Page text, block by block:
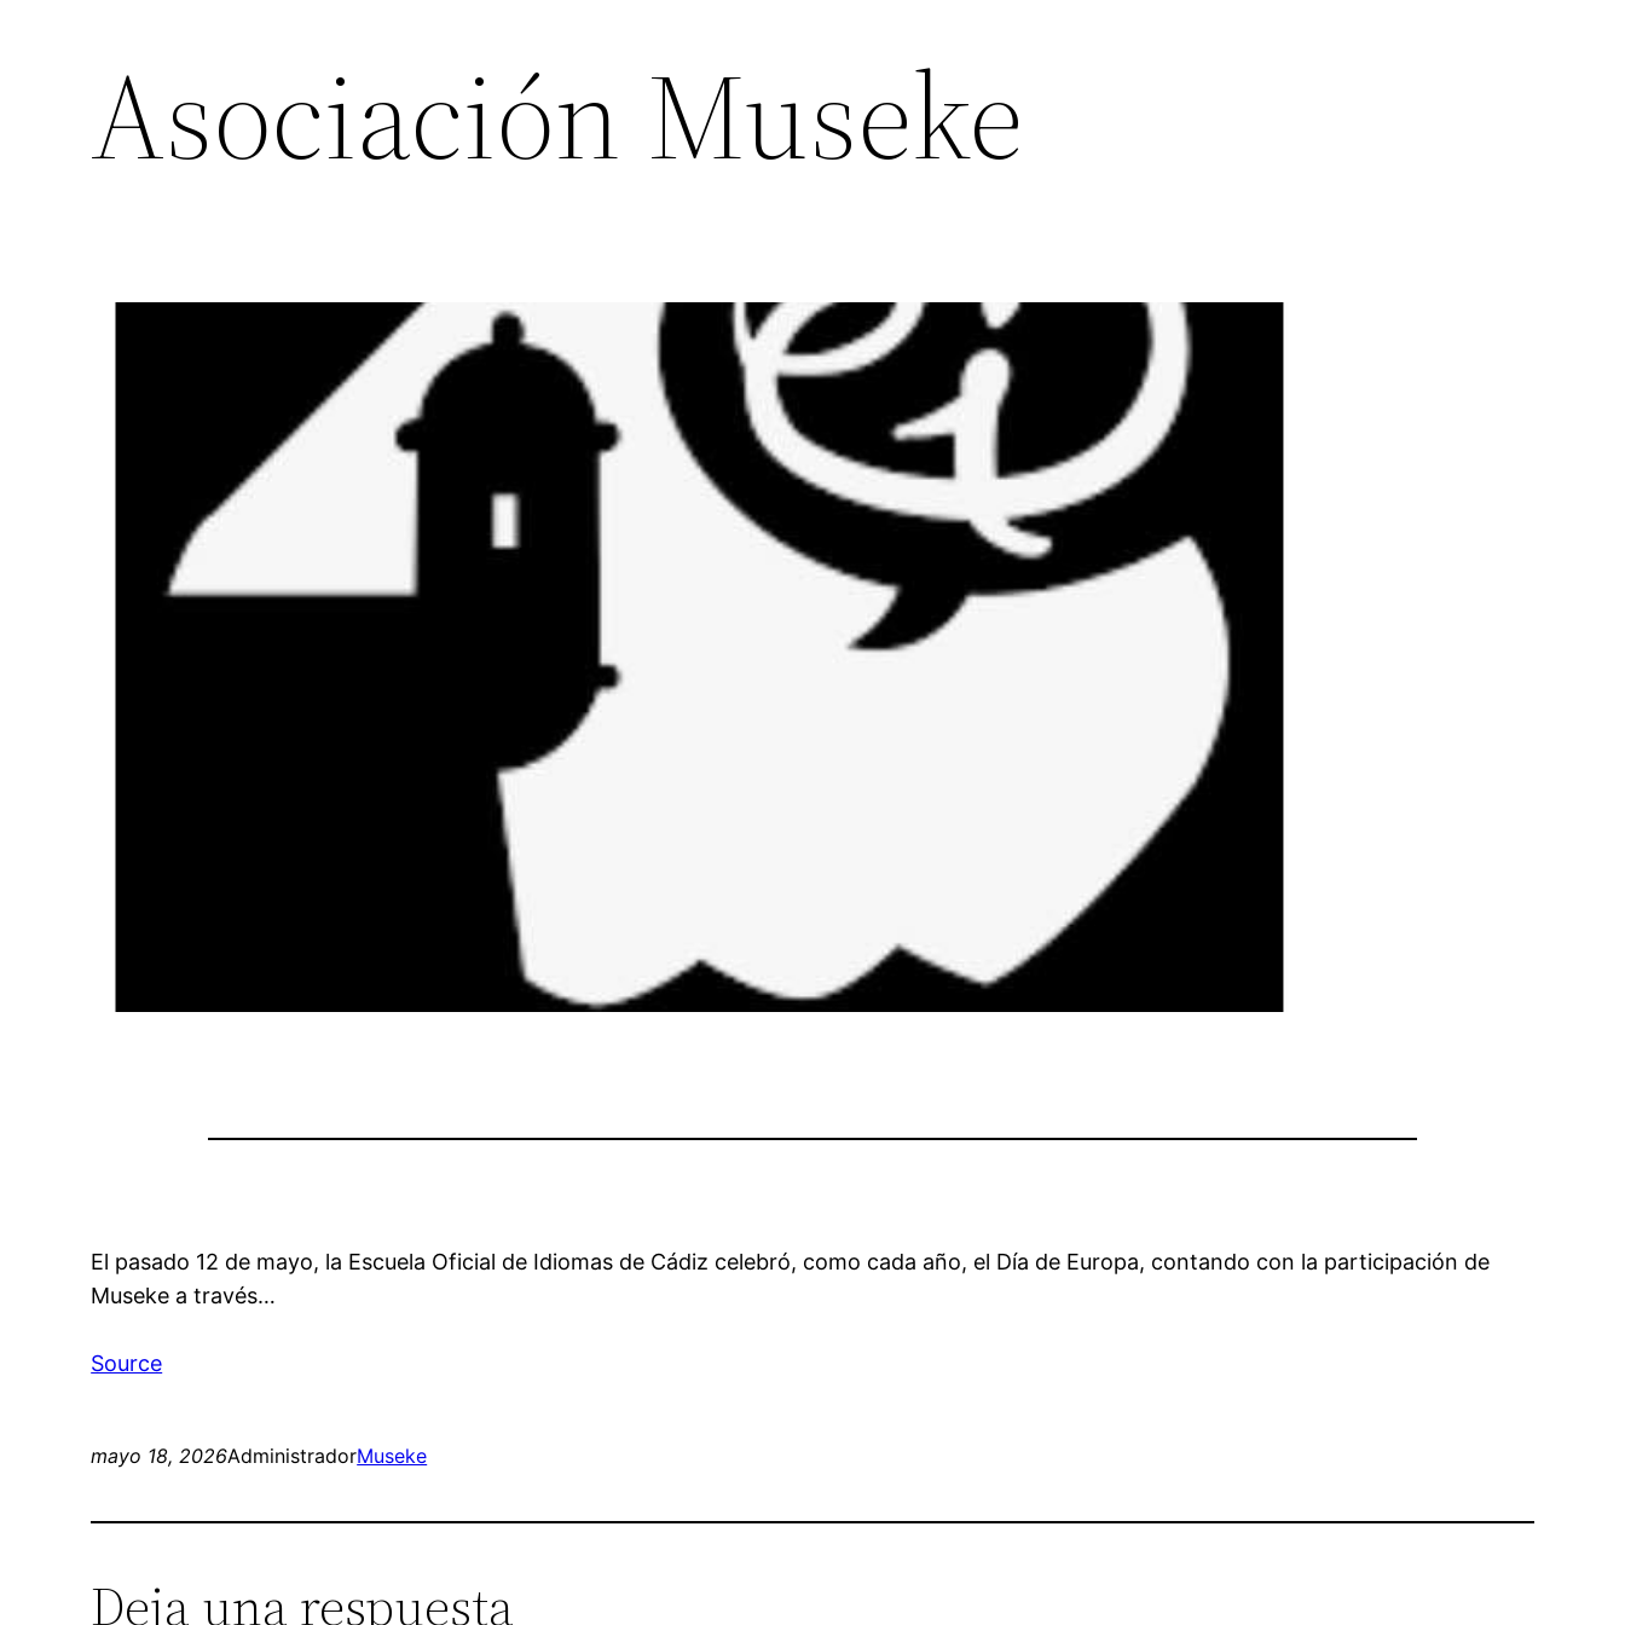
Asociación Museke
El pasado 12 de mayo, la Escuela Oficial de Idiomas de Cádiz celebró, como cada año, el Día de Europa, contando con la participación de
Museke a través…
Source
mayo 18, 2026AdministradorMuseke
Deja una respuesta